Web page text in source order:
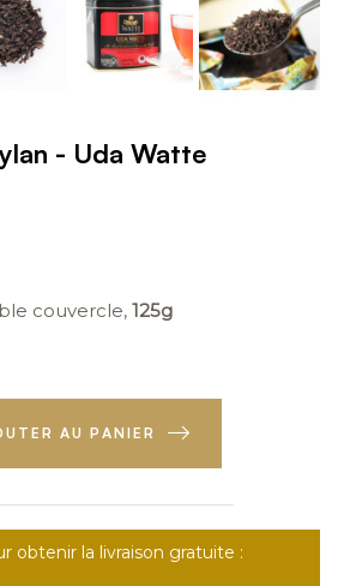
- Uda Watte
couvercle, 125g
AU PANIER
obtenir la livraison gratuite :